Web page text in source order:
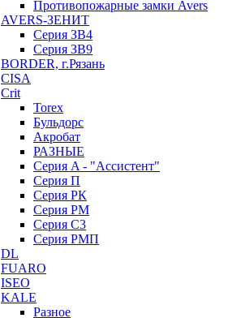
Противопожарные замки Avers
AVERS-ЗЕНИТ
Серия ЗВ4
Серия ЗВ9
BORDER, г.Рязань
CISA
Crit
Torex
Бульдорс
Акробат
РАЗНЫЕ
Серия A - "Ассистент"
Серия П
Серия РК
Серия РМ
Серия С3
Серия РМП
DL
FUARO
ISEO
KALE
Разное